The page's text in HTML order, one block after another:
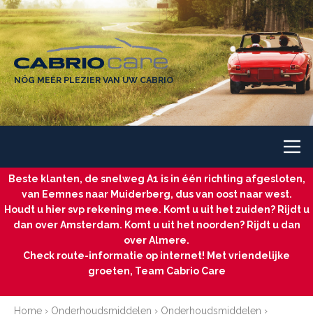
NÓG MEER PLEZIER VAN UW CABRIO
Beste klanten, de snelweg A1 is in één richting afgesloten,
van Eemnes naar Muiderberg, dus van oost naar west.
Houdt u hier svp rekening mee. Komt u uit het zuiden? Rijdt u
dan over Amsterdam. Komt u uit het noorden? Rijdt u dan
over Almere.
Check route-informatie op internet! Met vriendelijke
groeten, Team Cabrio Care
Home › Onderhoudsmiddelen › Onderhoudsmiddelen ›